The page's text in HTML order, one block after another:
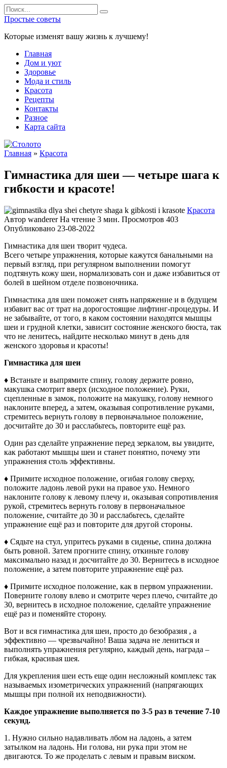
Перейти
к
содержанию
Search
for:
Простые советы
Которые изменят вашу жизнь к лучшему!
Главная
Дом и уют
Здоровье
Мода и стиль
Красота
Рецепты
Контакты
Разное
Карта сайта
Главная » Красота
Гимнастика для шеи — четыре шага к
гибкости и красоте!
Красота
Автор wanderer На чтение 3 мин. Просмотров 403
Опубликовано 23-08-2022
Гимнастика для шеи творит чудеса.
Всего четыре упражнения, которые кажутся банальными на
первый взгляд, при регулярном выполнении помогут
подтянуть кожу шеи, нормализовать сон и даже избавиться от
болей в шейном отделе позвоночника.
Гимнастика для шеи поможет снять напряжение и в будущем
избавит вас от трат на дорогостоящие лифтинг-процедуры. И
не забывайте, от того, в каком состоянии находятся мышцы
шеи и грудной клетки, зависит состояние женского бюста, так
что не ленитесь, найдите несколько минут в день для
женского здоровья и красоты!
Гимнастика для шеи
♦ Встаньте и выпрямите спину, голову держите ровно,
макушка смотрит вверх (исходное положение). Руки,
сцепленные в замок, положите на макушку, голову немного
наклоните вперед, а затем, оказывая сопротивление руками,
стремитесь вернуть голову в первоначальное положение,
досчитайте до 30 и расслабьтесь, повторите ещё раз.
Один раз сделайте упражнение перед зеркалом, вы увидите,
как работают мышцы шеи и станет понятно, почему эти
упражнения столь эффективны.
♦ Примите исходное положение, огибая голову сверху,
положите ладонь левой руки на правое ухо. Немного
наклоните голову к левому плечу и, оказывая сопротивления
рукой, стремитесь вернуть голову в первоначальное
положение, считайте до 30 и расслабьтесь, сделайте
упражнение ещё раз и повторите для другой стороны.
♦ Сядьте на стул, упритесь руками в сиденье, спина должна
быть ровной. Затем прогните спину, откиньте голову
максимально назад и досчитайте до 30. Вернитесь в исходное
положение, а затем повторите упражнение ещё раз.
♦ Примите исходное положение, как в первом упражнении.
Поверните голову влево и смотрите через плечо, считайте до
30, вернитесь в исходное положение, сделайте упражнение
ещё раз и поменяйте сторону.
Вот и вся гимнастика для шеи, просто до безобразия , а
эффективно — чрезвычайно! Ваша задача не лениться и
выполнять упражнения регулярно, каждый день, награда –
гибкая, красивая шея.
Для укрепления шеи есть еще один несложный комплекс так
называемых изометрических упражнений (напрягающих
мышцы при полной их неподвижности).
Каждое упражнение выполняется по 3-5 раз в течение 7-10
секунд.
1. Нужно сильно надавливать лбом на ладонь, а затем
затылком на ладонь. Ни голова, ни рука при этом не
двигаются. То же проделать с левым и правым виском.